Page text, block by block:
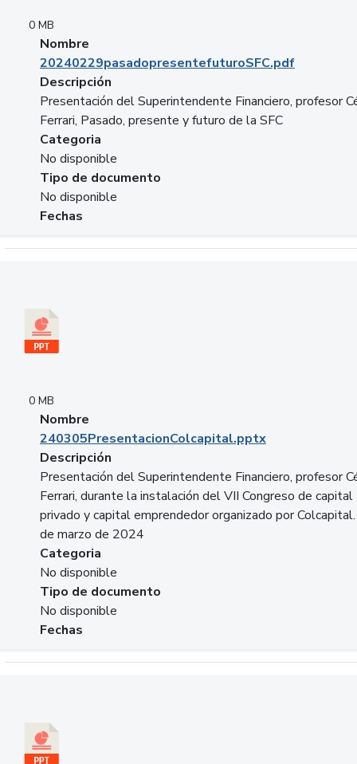
0 MB
Nombre
20240229pasadopresentefuturoSFC.pdf
Descripción
Presentación del Superintendente Financiero, profesor
Ferrari, Pasado, presente y futuro de la SFC
Categoria
No disponible
Tipo de documento
No disponible
Fechas
0 MB
Nombre
240305PresentacionColcapital.pptx
Descripción
Presentación del Superintendente Financiero, profesor
Ferrari, durante la instalación del VII Congreso de capital
privado y capital emprendedor organizado por
de marzo de 2024
Categoria
No disponible
Tipo de documento
No disponible
Fechas